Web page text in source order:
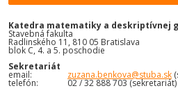
Katedra matematiky a deskriptívnej
Stavebná fakulta
Radlinského 11, 810 05 Bratislava
blok C, 4. a 5. poschodie
Sekretariát
email: zuzana.benkova@stuba.sk
telefón: 02 / 32 888 703 (sekretariát)